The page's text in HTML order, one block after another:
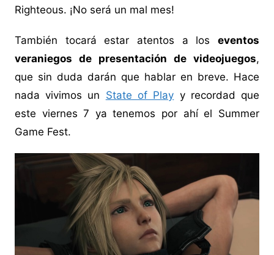
Righteous. ¡No será un mal mes!
También tocará estar atentos a loseventos
veraniegos de presentación de videojuegos,
que sin duda darán que hablar en breve. Hace
nada vivimos un State of Play y recordad que
este viernes 7 ya tenemos por ahí el Summer
Game Fest.